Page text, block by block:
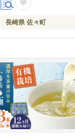
長崎県 佐々町